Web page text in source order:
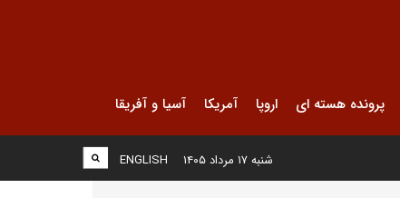
پرونده هسته ای اروپا آمریکا آسیا و آفریقا
ENGLISH شنبه ۱۷ مرداد ۱۴۰۵